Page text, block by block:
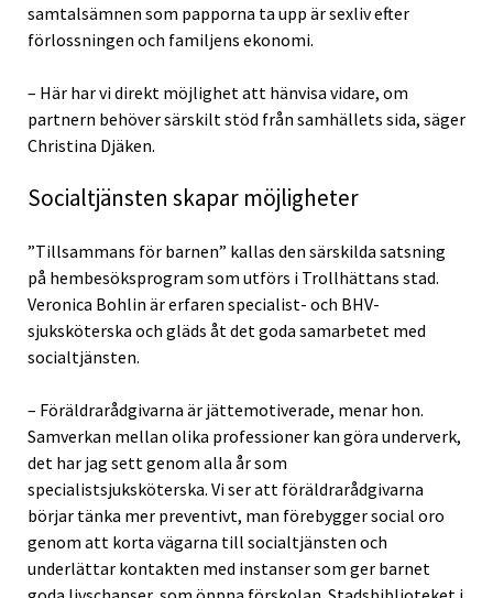
samtalsämnen som papporna ta upp är sexliv efter
förlossningen och familjens ekonomi.
– Här har vi direkt möjlighet att hänvisa vidare, om
partnern behöver särskilt stöd från samhällets sida, säger
Christina Djäken.
Socialtjänsten skapar möjligheter
”Tillsammans för barnen” kallas den särskilda satsning
på hembesöksprogram som utförs i Trollhättans stad.
Veronica Bohlin är erfaren specialist- och BHV-
sjuksköterska och gläds åt det goda samarbetet med
socialtjänsten.
– Föräldrarådgivarna är jättemotiverade, menar hon.
Samverkan mellan olika professioner kan göra underverk,
det har jag sett genom alla år som
specialistsjuksköterska. Vi ser att föräldrarådgivarna
börjar tänka mer preventivt, man förebygger social oro
genom att korta vägarna till socialtjänsten och
underlättar kontakten med instanser som ger barnet